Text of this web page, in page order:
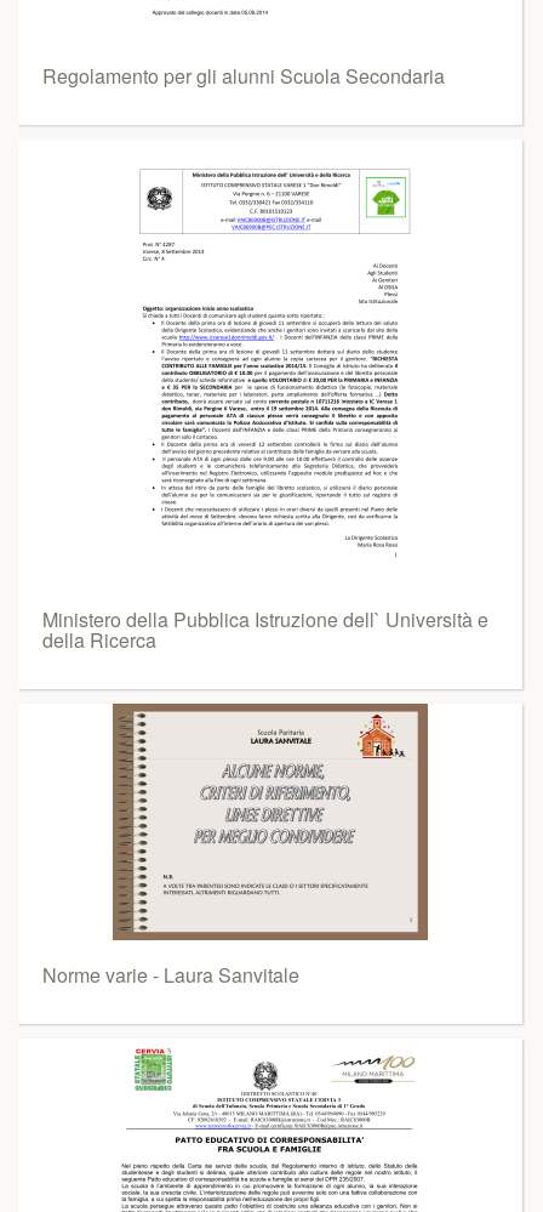
Regolamento per gli alunni Scuola Secondaria
Ministero della Pubblica Istruzione dell` Università e
della Ricerca
Norme varie - Laura Sanvitale